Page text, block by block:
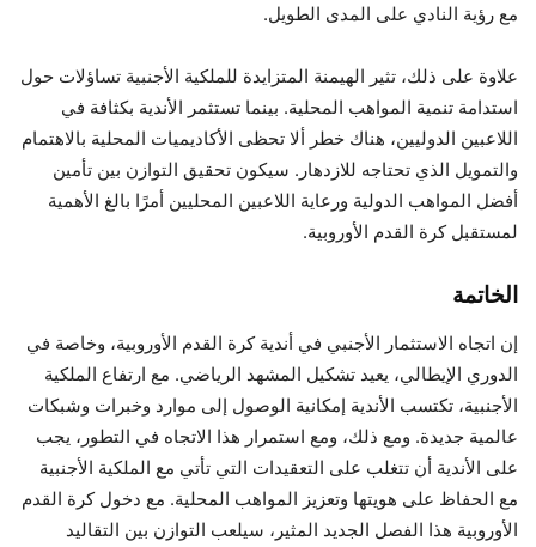
مع رؤية النادي على المدى الطويل.
علاوة على ذلك، تثير الهيمنة المتزايدة للملكية الأجنبية تساؤلات حول
استدامة تنمية المواهب المحلية. بينما تستثمر الأندية بكثافة في
اللاعبين الدوليين، هناك خطر ألا تحظى الأكاديميات المحلية بالاهتمام
والتمويل الذي تحتاجه للازدهار. سيكون تحقيق التوازن بين تأمين
أفضل المواهب الدولية ورعاية اللاعبين المحليين أمرًا بالغ الأهمية
لمستقبل كرة القدم الأوروبية.
الخاتمة
إن اتجاه الاستثمار الأجنبي في أندية كرة القدم الأوروبية، وخاصة في
الدوري الإيطالي، يعيد تشكيل المشهد الرياضي. مع ارتفاع الملكية
الأجنبية، تكتسب الأندية إمكانية الوصول إلى موارد وخبرات وشبكات
عالمية جديدة. ومع ذلك، ومع استمرار هذا الاتجاه في التطور، يجب
على الأندية أن تتغلب على التعقيدات التي تأتي مع الملكية الأجنبية
مع الحفاظ على هويتها وتعزيز المواهب المحلية. مع دخول كرة القدم
الأوروبية هذا الفصل الجديد المثير، سيلعب التوازن بين التقاليد